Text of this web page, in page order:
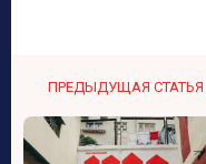
ПРЕДЫДУЩАЯ СТАТЬЯ